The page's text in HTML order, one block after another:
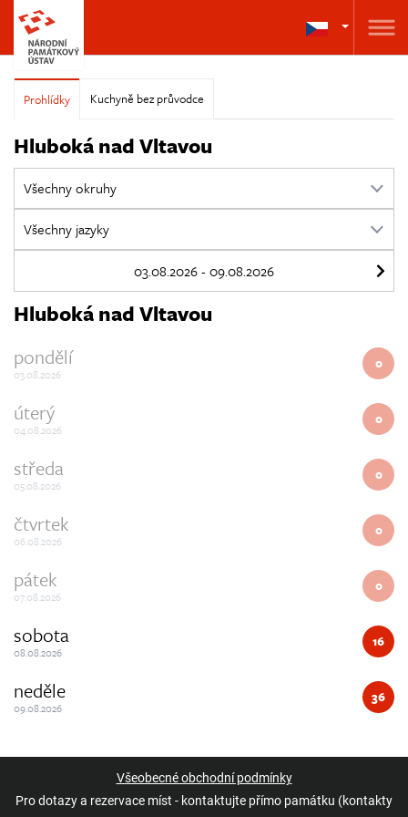
Prohlídky Kuchyně bez průvodce
Hluboká nad Vltavou
Hluboká nad Vltavou
pondělí
03.08.2026
0
úterý
04.08.2026
0
středa
05.08.2026
0
čtvrtek
06.08.2026
0
pátek
07.08.2026
0
sobota
08.08.2026
16
neděle
09.08.2026
36
Všeobecné obchodní podmínky
Pro dotazy a rezervace míst - kontaktujte přímo památku (kontakty